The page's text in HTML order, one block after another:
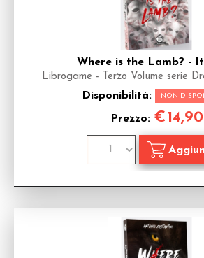
Where is the Lamb? -
Librogame - Terzo Volume serie
Disponibilità: NON
Prezzo: €14,90